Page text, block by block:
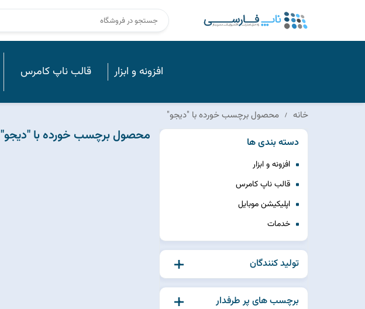
افزونه و ابزار قالب ناپ کامرس
خانه محصول برچسب خورده با "دیجو"
دسته بندی ها
افزونه و ابزار
قالب ناپ کامرس
اپلیکیشن موبایل
خدمات
تولید کنندگان
برچسب های پر طرفدار
محصول برچسب خورده با "دیجو"